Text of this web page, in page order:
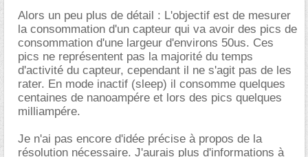
Alors un peu plus de détail : L'objectif est de mesurer
la consommation d'un capteur qui va avoir des pics de
consommation d'une largeur d'environs 50us. Ces
pics ne représentent pas la majorité du temps
d'activité du capteur, cependant il ne s'agit pas de les
rater. En mode inactif (sleep) il consomme quelques
centaines de nanoampére et lors des pics quelques
milliampére.
Je n'ai pas encore d'idée précise à propos de la
résolution nécessaire. J'aurais plus d'informations à